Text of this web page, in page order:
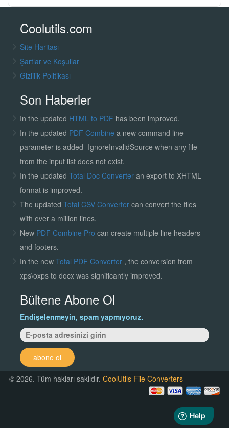
Coolutils.com
Site Haritası
Şartlar ve Koşullar
Gizlilik Politikası
Son Haberler
In the updated HTML to PDF has been improved.
In the updated PDF Combine a new command line
parameter is added -IgnoreInvalidSource when any file
from the input list does not exist.
In the updated Total Doc Converter an export to XHTML
format is improved.
The updated Total CSV Convertercan convert the files
with over a million lines.
New PDF Combine Pro can create multiple line headers
and footers.
In the new Total PDF Converter , the conversion from
xps\oxps to docx was significantly improved.
Bültene Abone Ol
Endişelenmeyin, spam yapmıyoruz.
abone ol
© 2026. Tüm hakları saklıdır.CoolUtils File Converters